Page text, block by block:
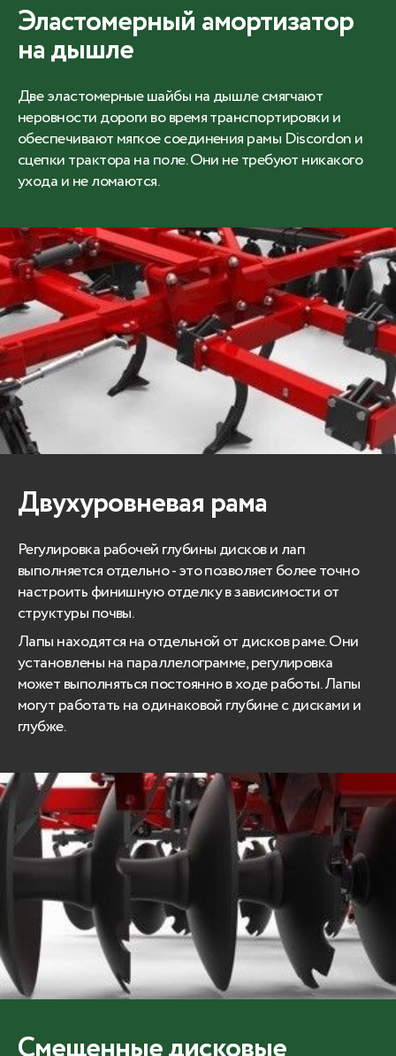
Эластомерный амортизатор
на дышле
Две эластомерные шайбы на дышле смягчают
неровности дороги во время транспортировки и
обеспечивают мягкое соединения рамы Discordon и
сцепки трактора на поле. Они не требуют никакого
ухода и не ломаются.
Двухуровневая рама
Регулировка рабочей глубины дисков и лап
выполняется отдельно - это позволяет более точно
настроить финишную отделку в зависимости от
структуры почвы.
Лапы находятся на отдельной от дисков раме. Они
установлены на параллелограмме, регулировка
может выполняться постоянно в ходе работы. Лапы
могут работать на одинаковой глубине с дисками и
глубже.